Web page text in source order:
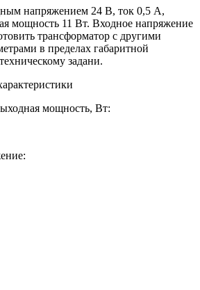
напряжением 24 В, ток 0,5 А,
мощность 11 Вт. Входное напряжение
трансформатор с другими
в пределах габаритной
задани.
мощность, Вт: